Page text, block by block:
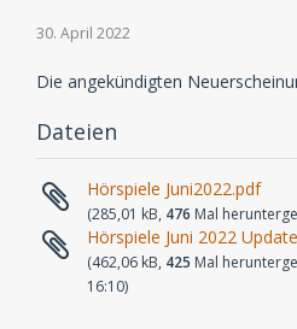
30. April 2022
Die angekündigten
Dateien
Hörspiele Juni2022.pdf
(285,01 kB, 476 Mal
Hörspiele Juni 2022
(462,06 kB, 425 Mal
16:10)